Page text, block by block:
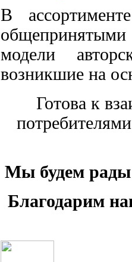
В
модели
возникшие на
Готова к
Мы будем рады
Благодарим